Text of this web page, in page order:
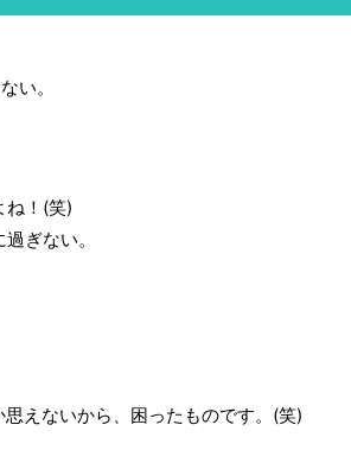
い。
ね！(笑)
ぎない。
えないから、困ったものです。(笑)